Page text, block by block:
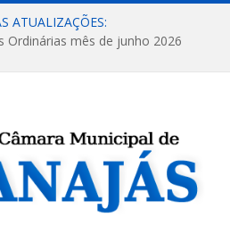
ATUALIZAÇÕES:
Ordinárias mês de junho 2026